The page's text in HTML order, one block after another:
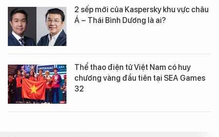
2 sếp mới của Kaspersky khu vực châu
Á – Thái Bình Dương là ai?
Thể thao điện tử Việt Nam có huy
chương vàng đầu tiên tại SEA Games
32